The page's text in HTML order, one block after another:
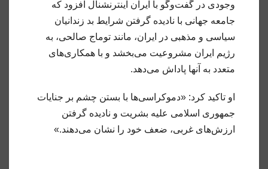
وجودی در گفت‌وگو با ایران اینترنشنال افزود که
جامعه جهانی با نادیده گرفتن شرایط بد زندانیان
سیاسی و مذهبی در ایران، مانند توماج صالحی، به
رژیم ایران مشروعیت می‌بخشد و با همکاری‌‌های
متعدد به آنها پاداش می‌دهد.
او تاکید کرد: «دموکراسی‌ها با بستن چشم بر جنایات
جمهوری اسلامی علیه بشریت و نادیده گرفتن
ارزش‌های غربی، ضعف خود را نشان می‌دهند.»